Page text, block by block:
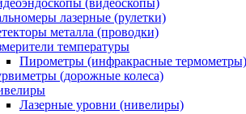
(видеоскопы)
лазерные (рулетки)
металла (проводки)
температуры
Пирометры (инфракрасные термометры)
(дорожные колеса)
Лазерные уровни (нивелиры)